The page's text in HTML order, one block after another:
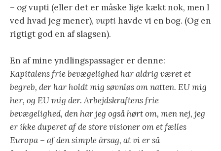
– og vupti (eller det er måske lige kækt nok, men I
ved hvad jeg mener), vupti havde vi en bog. (Og en
rigtigt god en af slagsen).
En af mine yndlingspassager er denne:
Kapitalens frie bevægelighed har aldrig været et
begreb, der har holdt mig søvnløs om natten. EU mig
her, og EU mig der. Arbejdskraftens frie
bevægelighed, den har jeg også hørt om, men nej, jeg
er ikke duperet af de store visioner om et fælles
Europa – af den simple årsag, at vi er så